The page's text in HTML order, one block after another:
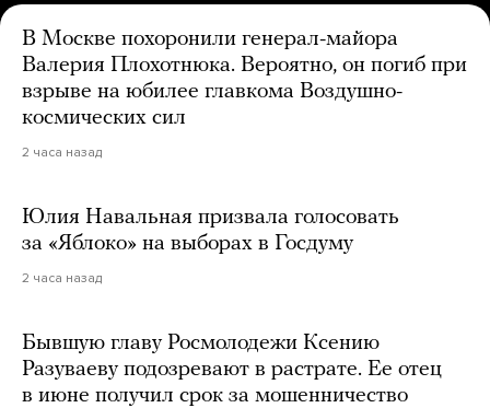
В Москве похоронили генерал-майора
Валерия Плохотнюка. Вероятно, он погиб при
взрыве на юбилее главкома Воздушно-
космических сил
2 часа назад
Юлия Навальная призвала голосовать
за «Яблоко» на выборах в Госдуму
2 часа назад
Бывшую главу Росмолодежи Ксению
Разуваеву подозревают в растрате. Ее отец
в июне получил срок за мошенничество